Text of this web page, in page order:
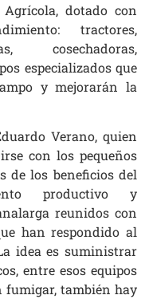
dotado con
tractores,
cosechadoras,
especializados que
y mejorarán la
Verano, quien
con los pequeños
de los beneficios del
productivo y
reunidos con
han respondido al
idea es suministrar
entre esos equipos
fumigar, también hay